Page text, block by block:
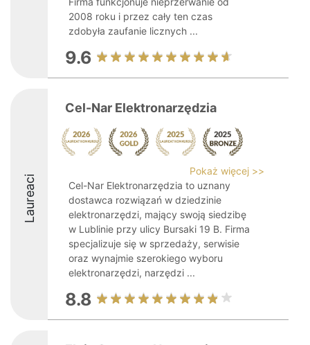
2008 roku i przez cały ten czas
zdobyła zaufanie licznych ...
9.6
Laureaci
Cel-Nar Elektronarzędzia
Pokaż więcej >>
Cel-Nar Elektronarzędzia to uznany
dostawca rozwiązań w dziedzinie
elektronarzędzi, mający swoją siedzibę
w Lublinie przy ulicy Bursaki 19 B. Firma
specjalizuje się w sprzedaży, serwisie
oraz wynajmie szerokiego wyboru
elektronarzędzi, narzędzi ...
8.8